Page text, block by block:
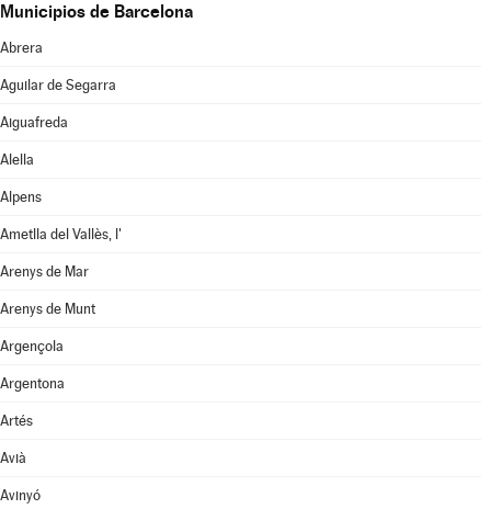
Municipios de Barcelona
Abrera
Aguilar de Segarra
Aiguafreda
Alella
Alpens
Ametlla del Vallès, l'
Arenys de Mar
Arenys de Munt
Argençola
Argentona
Artés
Avià
Avinyó